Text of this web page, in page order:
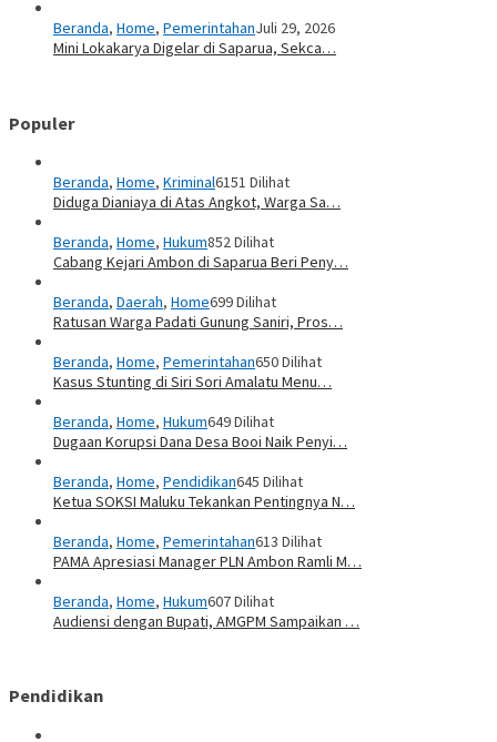
Beranda, Home, PemerintahanJuli 29, 2026
Mini Lokakarya Digelar di Saparua, Sekca…
Populer
Beranda, Home, Kriminal6151 Dilihat
Diduga Dianiaya di Atas Angkot, Warga Sa…
Beranda, Home, Hukum852 Dilihat
Cabang Kejari Ambon di Saparua Beri Peny…
Beranda, Daerah, Home699 Dilihat
Ratusan Warga Padati Gunung Saniri, Pros…
Beranda, Home, Pemerintahan650 Dilihat
Kasus Stunting di Siri Sori Amalatu Menu…
Beranda, Home, Hukum649 Dilihat
Dugaan Korupsi Dana Desa Booi Naik Penyi…
Beranda, Home, Pendidikan645 Dilihat
Ketua SOKSI Maluku Tekankan Pentingnya N…
Beranda, Home, Pemerintahan613 Dilihat
PAMA Apresiasi Manager PLN Ambon Ramli M…
Beranda, Home, Hukum607 Dilihat
Audiensi dengan Bupati, AMGPM Sampaikan …
Pendidikan